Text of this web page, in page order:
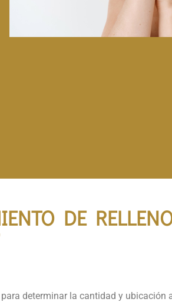
DE
determinar la cantidad y ubicación